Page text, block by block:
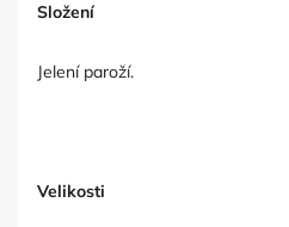
Složení
Jelení paroží.
Velikosti